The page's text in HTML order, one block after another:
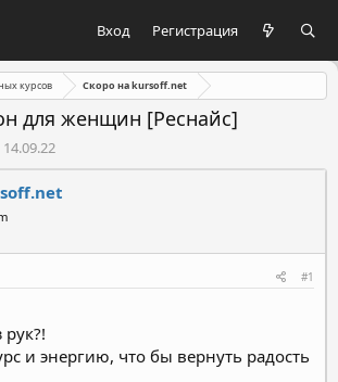
Вход Регистрация
курсов Скоро на kursoff.net
для женщин [Реснайс]
Д
а
т
а
н
а
14.09.22
#1
рук?!
и энергию, что бы вернуть радость